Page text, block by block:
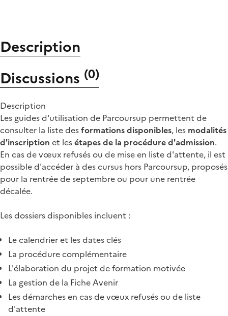
Description
Discussions (0)
Description
Les guides d'utilisation de Parcoursup permettent de
consulter la liste desformations disponibles, les modalités
d'inscription et lesétapes de la procédure d'admission.
En cas de vœux refusés ou de mise en liste d'attente, il est
possible d'accéder à des cursus hors Parcoursup, proposés
pour la rentrée de septembre ou pour une rentrée
décalée.
Les dossiers disponibles incluent :
Le calendrier et les dates clés
La procédure complémentaire
L'élaboration du projet de formation motivée
La gestion de la Fiche Avenir
Les démarches en cas de vœux refusés ou de liste
d'attente